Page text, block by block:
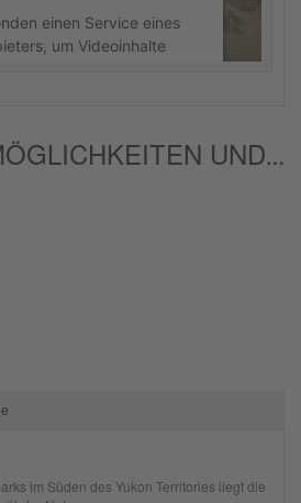
einen Service eines
um Videoinhalte
der Nutzung des Service
Video anzusehen.
ANSCHLUSSMÖGLICHKEITEN UND/ODER ALTERNATIVEN:
im Süden des Yukon Territories liegt die